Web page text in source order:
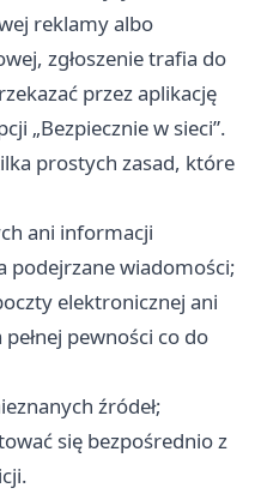
reklamy albo
zgłoszenie trafia do
przez aplikację
„Bezpiecznie w sieci”.
prostych zasad, które
ani informacji
podejrzane wiadomości;
elektronicznej ani
pewności co do
źródeł;
się bezpośrednio z